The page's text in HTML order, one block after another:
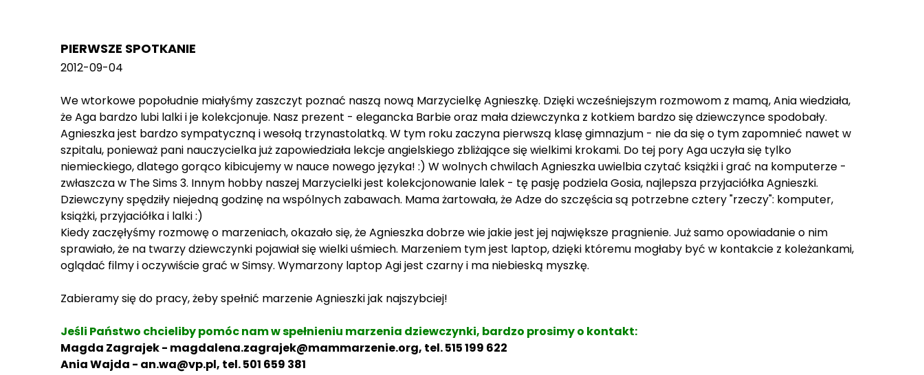
PIERWSZE SPOTKANIE
2012-09-04
We wtorkowe popołudnie miałyśmy zaszczyt poznać naszą nową Marzycielkę Agnieszkę. Dzięki wcześniejszym rozmowom z mamą, Ania wiedziała,
że Aga bardzo lubi lalki i je kolekcjonuje. Nasz prezent - elegancka Barbie oraz mała dziewczynka z kotkiem bardzo się dziewczynce spodobały.
Agnieszka jest bardzo sympatyczną i wesołą trzynastolatką. W tym roku zaczyna pierwszą klasę gimnazjum - nie da się o tym zapomnieć nawet w
szpitalu, ponieważ pani nauczycielka już zapowiedziała lekcje angielskiego zbliżające się wielkimi krokami. Do tej pory Aga uczyła się tylko
niemieckiego, dlatego gorąco kibicujemy w nauce nowego języka! :) W wolnych chwilach Agnieszka uwielbia czytać książki i grać na komputerze -
zwłaszcza w The Sims 3. Innym hobby naszej Marzycielki jest kolekcjonowanie lalek - tę pasję podziela Gosia, najlepsza przyjaciółka Agnieszki.
Dziewczyny spędziły niejedną godzinę na wspólnych zabawach. Mama żartowała, że Adze do szczęścia są potrzebne cztery "rzeczy": komputer,
książki, przyjaciółka i lalki :)
Kiedy zaczęłyśmy rozmowę o marzeniach, okazało się, że Agnieszka dobrze wie jakie jest jej największe pragnienie. Już samo opowiadanie o nim
sprawiało, że na twarzy dziewczynki pojawiał się wielki uśmiech. Marzeniem tym jest laptop, dzięki któremu mogłaby być w kontakcie z koleżankami,
oglądać filmy i oczywiście grać w Simsy. Wymarzony laptop Agi jest czarny i ma niebieską myszkę.
Zabieramy się do pracy, żeby spełnić marzenie Agnieszki jak najszybciej!
Jeśli Państwo chcieliby pomóc nam w spełnieniu marzenia dziewczynki, bardzo prosimy o kontakt:
Magda Zagrajek - magdalena.zagrajek@mammarzenie.org, tel. 515 199 622
Ania Wajda - an.wa@vp.pl, tel. 501 659 381